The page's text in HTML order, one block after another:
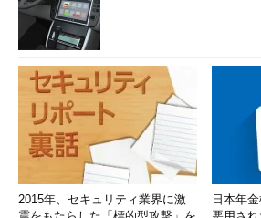
2015年、セキュリティ業界に激
日本年